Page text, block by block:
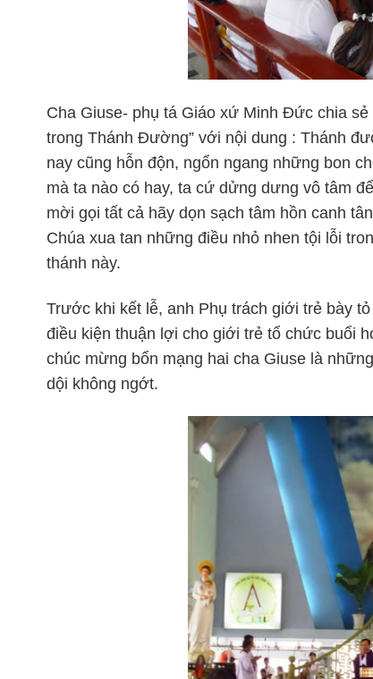
Cha Giuse- phụ tá Giáo xứ Minh Đức chia
trong Thánh Đường” với nội dung : Thánh
nay cũng hỗn độn, ngổn ngang những bon
mà ta nào có hay, ta cứ dửng dưng vô tâm
mời gọi tất cả hãy dọn sạch tâm hồn canh
Chúa xua tan những điều nhỏ nhen tội lỗi
thánh này.
Trước khi kết lễ, anh Phụ trách giới trẻ bày
điều kiện thuận lợi cho giới trẻ tổ chức buổi
chúc mừng bổn mạng hai cha Giuse là
dội không ngớt.